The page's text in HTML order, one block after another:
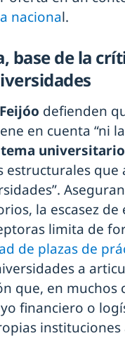
nacional.
base de la
defienden
en cuenta “ni
estructurales que
la escasez de
limita de
de plazas de
a
que, en muchos
financiero o
instituciones